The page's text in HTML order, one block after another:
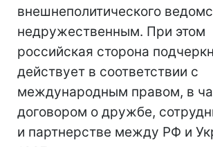
внешнеполитического
недружественным. При этом
российская сторона
действует в соответствии с
международным правом, в
договором о дружбе,
и партнерстве между РФ и